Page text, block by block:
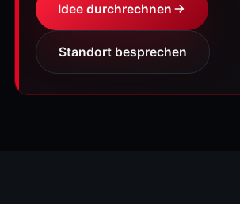
Idee durchrechnen
Standort besprechen